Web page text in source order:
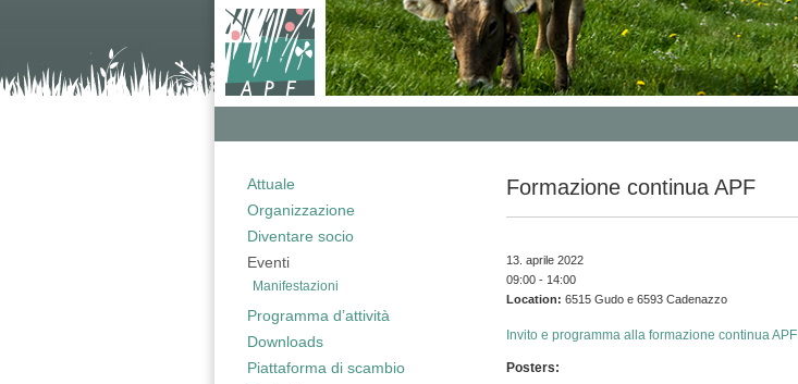
Attuale
Organizzazione
Diventare socio
Eventi
Manifestazioni
Programma d’attività
Downloads
Piattaforma di scambio
Formazione continua APF
13. aprile 2022
09:00 - 14:00
Location: 6515 Gudo e 6593 Cadenazzo
Invito e programma alla formazione continua APF
Posters: